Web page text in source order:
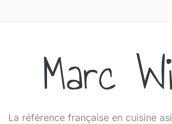
Marc
La référence française en cuisine